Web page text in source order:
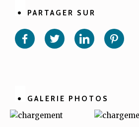
PARTAGER SUR
Partager
sur
Partager
sur sur
GALERIE PHOTOS